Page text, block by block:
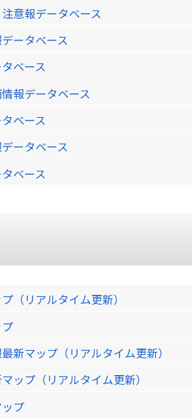
意報データベース
ータベース
ベース
報データベース
ベース
ータベース
ベース
（リアルタイム更新）
新マップ（リアルタイム更新）
ップ（リアルタイム更新）
プ